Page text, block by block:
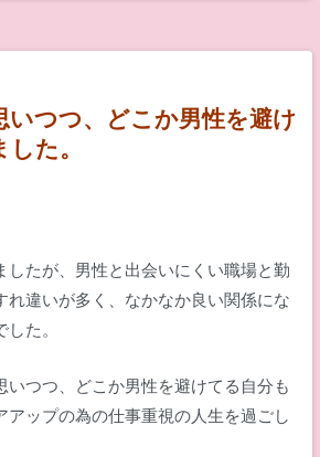
いつつ、どこか男性を避け
た。
したが、男性と出会いにくい職場と勤
れ違いが多く、なかなか良い関係にな
た。
いつつ、どこか男性を避けてる自分も
アップの為の仕事重視の人生を過ごし